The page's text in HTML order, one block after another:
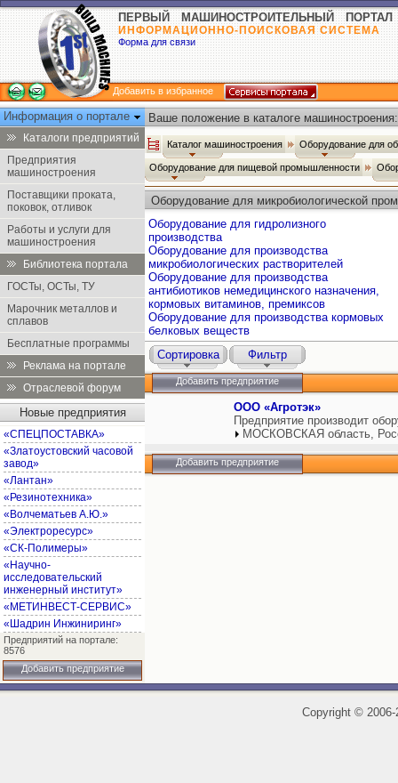
ПЕРВЫЙ МАШИНОСТРОИТЕЛЬНЫЙ ПОРТАЛ
ИНФОРМАЦИОННО-ПОИСКОВАЯ СИСТЕМА
Форма для связи
Добавить в избранное
Информация о портале
Каталоги предприятий
Предприятия
машиностроения
Поставщики проката,
поковок, отливок
Работы и услуги для
машиностроения
Библиотека портала
ГОСТы, ОСТы, ТУ
Марочник металлов и
сплавов
Бесплатные программы
Реклама на портале
Отраслевой форум
Новые предприятия
«СПЕЦПОСТАВКА»
«Златоустовский часовой
завод»
«Лантан»
«Резинотехника»
«Волчематьев А.Ю.»
«Электроресурс»
«СК-Полимеры»
«Научно-
исследовательский
инженерный институт»
«МЕТИНВЕСТ-СЕРВИС»
«Шадрин Инжиниринг»
Предприятий на портале:
8576
Добавить предприятие
Ваше положение в каталоге машиностроения:
Каталог машиностроения Оборудование для
Оборудование для пищевой промышленности
Оборудование для микробиологической
Оборудование для гидролизного
производства
Оборудование для производства
микробиологических растворителей
Оборудование для производства
антибиотиков немедицинского назначения,
кормовых витаминов, премиксов
Оборудование для производства кормовых
белковых веществ
Сортировка
Фильтр
Добавить предприятие
ООО «Агротэк»
Предприятие производит
МОСКОВСКАЯ область,
Добавить предприятие
Copyright ©